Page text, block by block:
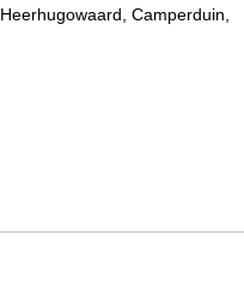
Heerhugowaard Camperduin